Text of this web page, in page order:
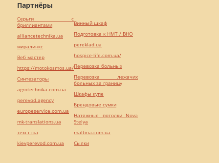
Партнёры
Серьги с
бриллиантами
alliancetechnika.ua
миралинкс
Веб мастер
https://motokosmos.ua/
Синтезаторы
agrotechnika.com.ua
perevod.agency
europeservice.com.ua
mk-translations.ua
текст юа
kievperevod.com.ua
Винный шкаф
Подготовка к НМТ / ВНО
pereklad.ua
hospice-life.com.ua/
Перевозка больных
Перевозка лежачих
больных за границу
Шкафы купе
Брендовые сумки
Натяжные потолки Nova
Stelya
maltina.com.ua
Cылки